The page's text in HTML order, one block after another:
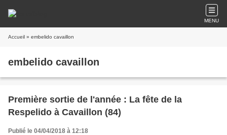
MENU
Accueil » embelido cavaillon
embelido cavaillon
Première sortie de l'année : La fête de la
Respelido à Cavaillon (84)
Publié le 04/04/2018 à 12:18